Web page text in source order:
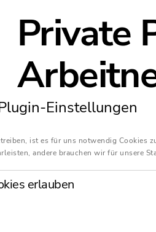
Private
01. April 2026
Einstellungen
ist es für uns notwendig Cookies
andere brauchen wir für unsere
erlauben